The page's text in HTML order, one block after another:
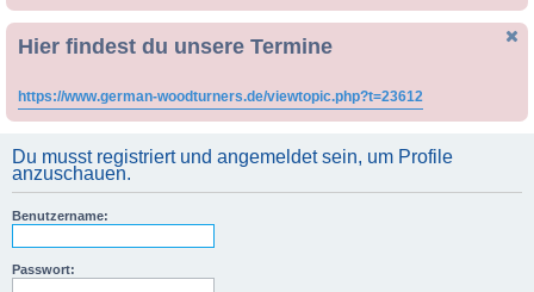
Hier findest du unsere Termine
https://www.german-woodturners.de/viewtopic.php?t=23612
Du musst registriert und angemeldet sein, um Profile
anzuschauen.
Benutzername:
Passwort: